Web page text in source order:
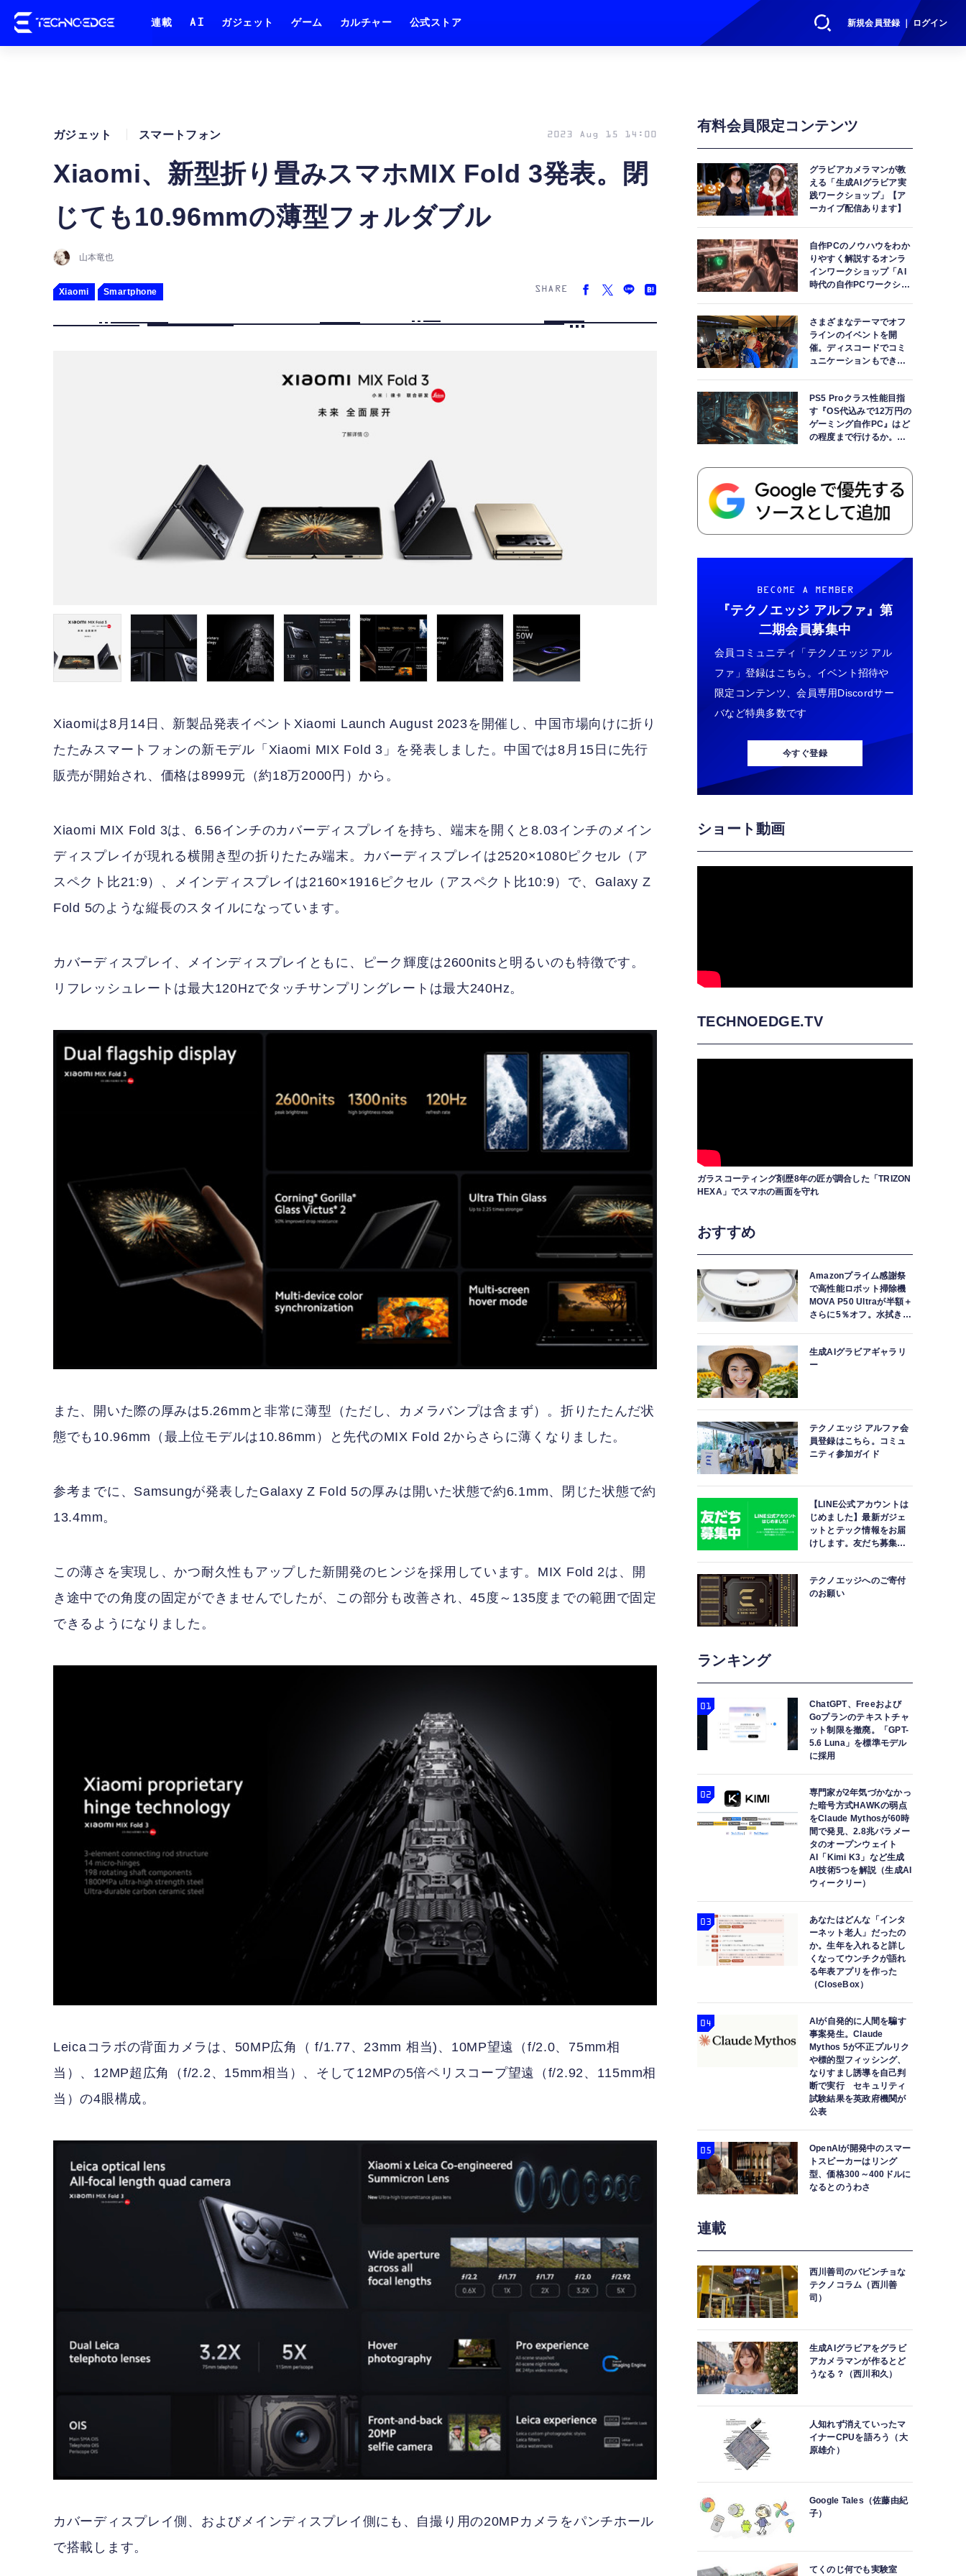
新規会員登録 ｜ ログイン
連載 AI ガジェット ゲーム カルチャー 公式ストア
Xiaomi、新型折り畳みスマホMIX Fold 3発表。閉
じても10.96mmの薄型フォルダブル
ガジェット スマートフォン 2023 Aug 15 14:00
山本竜也
Xiaomi Smartphone SHARE
Xiaomiは8月14日、新製品発表イベントXiaomi Launch August 2023を開催し、中国市場向けに折り
たたみスマートフォンの新モデル「Xiaomi MIX Fold 3」を発表しました。中国では8月15日に先行
販売が開始され、価格は8999元（約18万2000円）から。
Xiaomi MIX Fold 3は、6.56インチのカバーディスプレイを持ち、端末を開くと8.03インチのメイン
ディスプレイが現れる横開き型の折りたたみ端末。カバーディスプレイは2520×1080ピクセル（ア
スペクト比21:9）、メインディスプレイは2160×1916ピクセル（アスペクト比10:9）で、Galaxy Z
Fold 5のような縦長のスタイルになっています。
カバーディスプレイ、メインディスプレイともに、ピーク輝度は2600nitsと明るいのも特徴です。
リフレッシュレートは最大120Hzでタッチサンプリングレートは最大240Hz。
また、開いた際の厚みは5.26mmと非常に薄型（ただし、カメラバンプは含まず）。折りたたんだ状
態でも10.96mm（最上位モデルは10.86mm）と先代のMIX Fold 2からさらに薄くなりました。
参考までに、Samsungが発表したGalaxy Z Fold 5の厚みは開いた状態で約6.1mm、閉じた状態で約
13.4mm。
この薄さを実現し、かつ耐久性もアップした新開発のヒンジを採用しています。MIX Fold 2は、開
き途中での角度の固定ができませんでしたが、この部分も改善され、45度～135度までの範囲で固定
できるようになりました。
Leicaコラボの背面カメラは、50MP広角（ f/1.77、23mm 相当)、10MP望遠（f/2.0、75mm相
当）、12MP超広角（f/2.2、15mm相当）、そして12MPの5倍ペリスコープ望遠（f/2.92、115mm相
当）の4眼構成。
カバーディスプレイ側、およびメインディスプレイ側にも、自撮り用の20MPカメラをパンチホール
で搭載します。
有料会員限定コンテンツ
グラビアカメラマンが教
える「生成AIグラビア実
践ワークショップ」【ア
ーカイブ配信あります】
自作PCのノウハウをわか
りやすく解説するオンラ
インワークショップ「AI
時代の自作PCワークショ
さまざまなテーマでオフ
ラインのイベントを開
催。ディスコードでコミ
ュニケーションもできま
PS5 Proクラス性能目指
す『OS代込みで12万円の
ゲーミング自作PC』はど
の程度まで行けるか。
BECOME A MEMBER
『テクノエッジ アルファ』 第
二期会員募集中
会員コミュニティ「テクノエッジ アル
ファ」登録はこちら。イベント招待や
限定コンテンツ、会員専用Discordサー
バなど特典多数です
今すぐ登録
ショート動画
TECHNOEDGE.TV
ガラスコーティング剤歴8年の匠が調合した「TRIZON
HEXA」でスマホの画面を守れ
おすすめ
Amazonプライム感謝祭
で高性能ロボット掃除機
MOVA P50 Ultraが半額＋
さらに5％オフ。水拭きモ
生成AIグラビアギャラリ
ー
テクノエッジ アルファ会
員登録はこちら。コミュ
ニティ参加ガイド
【LINE公式アカウントは
じめました】最新ガジェ
ットとテック情報をお届
けします。友だち募集
テクノエッジへのご寄付
のお願い
ランキング
ChatGPT、Freeおよび
Goプランのテキストチャ
ット制限を撤廃。「GPT-
5.6 Luna」を標準モデル
に採用
専門家が2年気づかなかっ
た暗号方式HAWKの弱点
をClaude Mythosが60時
間で発見、2.8兆パラメー
タのオープンウェイト
AI「Kimi K3」など生成
AI技術5つを解説（生成AI
ウィークリー）
あなたはどんな「インタ
ーネット老人」だったの
か。生年を入れると詳し
くなってウンチクが語れ
る年表アプリを作った
（CloseBox）
AIが自発的に人間を騙す
事案発生。Claude
Mythos 5が不正プルリク
や標的型フィッシング、
なりすまし誘導を自己判
断で実行 セキュリティ
試験結果を英政府機関が
公表
OpenAIが開発中のスマー
トスピーカーはリング
型、価格300～400ドルに
なるとのうわさ
連載
西川善司のバビンチョな
テクノコラム（西川善
司）
生成AIグラビアをグラビ
アカメラマンが作るとど
うなる？（西川和久）
人知れず消えていったマ
イナーCPUを語ろう（大
原雄介）
Google Tales（佐藤由紀
子）
てくのじ何でも実験室